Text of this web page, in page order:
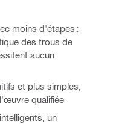
moins d'étapes :
des trous de
aucun
et plus simples,
qualifiée
un